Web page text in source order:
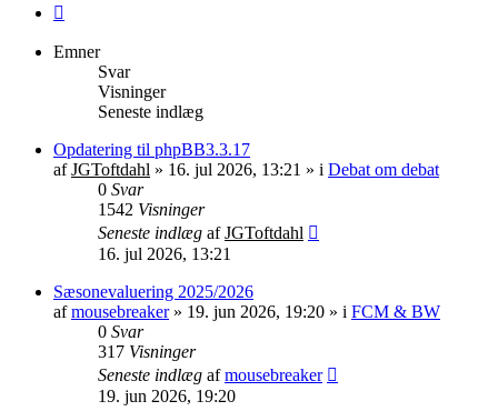
Emner
Svar
Visninger
Seneste indlæg
Opdatering til phpBB3.3.17
afJGToftdahl » 16. jul 2026, 13:21 » i Debat om debat
0 Svar
1542 Visninger
Seneste indlæg afJGToftdahl
16. jul 2026, 13:21
Sæsonevaluering 2025/2026
afmousebreaker» 19. jun 2026, 19:20 » i FCM & BW
0 Svar
317 Visninger
Seneste indlæg afmousebreaker
19. jun 2026, 19:20